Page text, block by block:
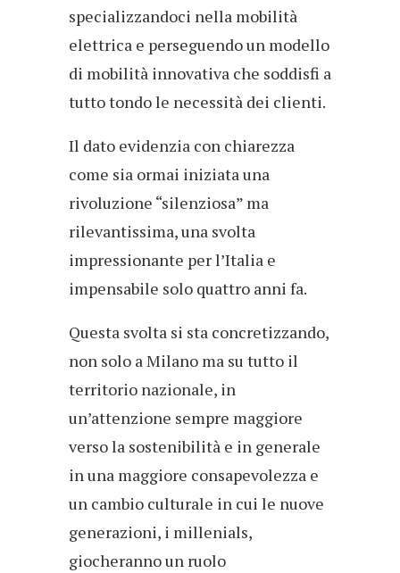
specializzandoci nella mobilità
elettrica e perseguendo un modello
di mobilità innovativa che soddisfi a
tutto tondo le necessità dei clienti.
Il dato evidenzia con chiarezza
come sia ormai iniziata una
rivoluzione “silenziosa” ma
rilevantissima, una svolta
impressionante per l’Italia e
impensabile solo quattro anni fa.
Questa svolta si sta concretizzando,
non solo a Milano ma su tutto il
territorio nazionale, in
un’attenzione sempre maggiore
verso la sostenibilità e in generale
in una maggiore consapevolezza e
un cambio culturale in cui le nuove
generazioni, i millenials,
giocheranno un ruolo